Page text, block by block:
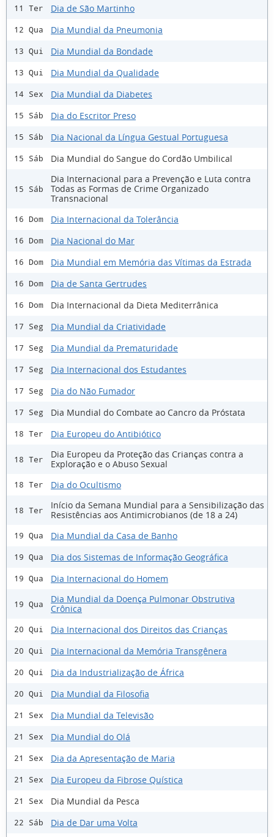
11 Ter Dia de São Martinho
12 Qua Dia Mundial da Pneumonia
13 Qui Dia Mundial da Bondade
13 Qui Dia Mundial da Qualidade
14 Sex Dia Mundial da Diabetes
15 Sáb Dia do Escritor Preso
15 Sáb Dia Nacional da Língua Gestual Portuguesa
15 Sáb Dia Mundial do Sangue do Cordão Umbilical
15 Sáb
Dia Internacional para a Prevenção e Luta contra
Todas as Formas de Crime Organizado
Transnacional
16 Dom Dia Internacional da Tolerância
16 Dom Dia Nacional do Mar
16 Dom Dia Mundial em Memória das Vítimas da Estrada
16 Dom Dia de Santa Gertrudes
16 Dom Dia Internacional da Dieta Mediterrânica
17 Seg Dia Mundial da Criatividade
17 Seg Dia Mundial da Prematuridade
17 Seg Dia Internacional dos Estudantes
17 Seg Dia do Não Fumador
17 Seg Dia Mundial do Combate ao Cancro da Próstata
18 Ter Dia Europeu do Antibiótico
18 Ter
Dia Europeu da Proteção das Crianças contra a
Exploração e o Abuso Sexual
18 Ter Dia do Ocultismo
18 Ter
Início da Semana Mundial para a Sensibilização das
Resistências aos Antimicrobianos (de 18 a 24)
19 Qua Dia Mundial da Casa de Banho
19 Qua Dia dos Sistemas de Informação Geográfica
19 Qua Dia Internacional do Homem
19 Qua
Dia Mundial da Doença Pulmonar Obstrutiva
Crônica
20 Qui Dia Internacional dos Direitos das Crianças
20 Qui Dia Internacional da Memória Transgênera
20 Qui Dia da Industrialização de África
20 Qui Dia Mundial da Filosofia
21 Sex Dia Mundial da Televisão
21 Sex Dia Mundial do Olá
21 Sex Dia da Apresentação de Maria
21 Sex Dia Europeu da Fibrose Quística
21 Sex Dia Mundial da Pesca
22 Sáb Dia de Dar uma Volta